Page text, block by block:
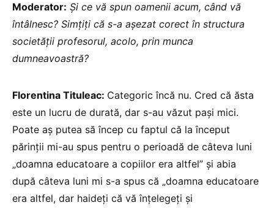
Moderator: Și ce vă spun oamenii acum, când vă
întâlnesc? Simțiți că s-a așezat corect în structura
societății profesorul, acolo, prin munca
dumneavoastră?
Florentina Tituleac: Categoric încă nu. Cred că ăsta
este un lucru de durată, dar s-au văzut pași mici.
Poate aș putea să încep cu faptul că la început
părinții mi-au spus pentru o perioadă de câteva luni
„doamna educatoare a copiilor era altfel” și abia
după câteva luni mi s-a spus că „doamna educatoare
era altfel, dar haideți că vă înțelegeți și